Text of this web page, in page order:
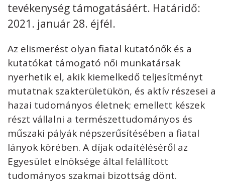
tevékenység támogatásáért. Határidő:
2021. január 28. éjfél.
Az elismerést olyan fiatal kutatónők és a
kutatókat támogató női munkatársak
nyerhetik el, akik kiemelkedő teljesítményt
mutatnak szakterületükön, és aktív részesei a
hazai tudományos életnek; emellett készek
részt vállalni a természettudományos és
műszaki pályák népszerűsítésében a fiatal
lányok körében. A díjak odaítéléséről az
Egyesület elnöksége által felállított
tudományos szakmai bizottság dönt.